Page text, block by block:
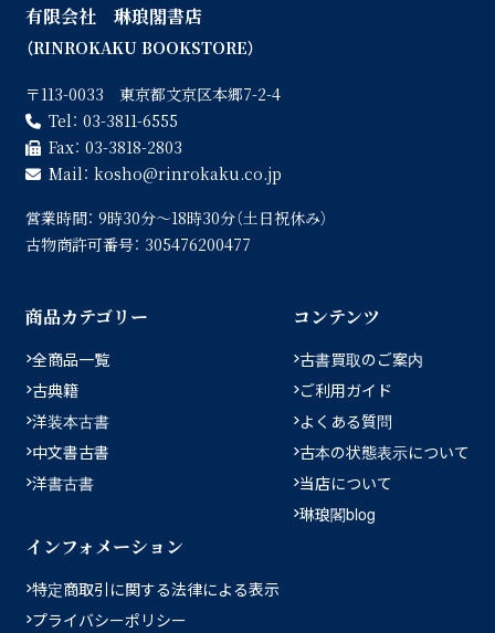
有限会社 琳琅閣書店
（RINROKAKU BOOKSTORE）
〒113-0033 東京都文京区本郷7-2-4
Tel： 03-3811-6555
Fax： 03-3818-2803
Mail： kosho
rinrokaku.co.jp
営業時間： 9時30分〜18時30分（土日祝休み）
古物商許可番号： 305476200477
商品カテゴリー
全商品一覧
古典籍
洋装本古書
中文書古書
洋書古書
コンテンツ
古書買取のご案内
ご利用ガイド
よくある質問
古本の状態表示について
当店について
琳琅閣blog
インフォメーション
特定商取引に関する法律による表示
プライバシーポリシー